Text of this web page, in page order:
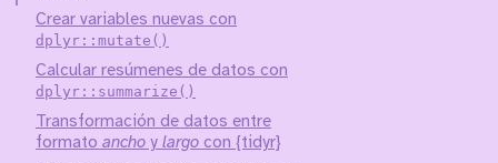
Crear variables nuevas con
dplyr::mutate()
Calcular resúmenes de datos con
dplyr::summarize()
Transformación de datos entre
formato ancho y largo con {tidyr}